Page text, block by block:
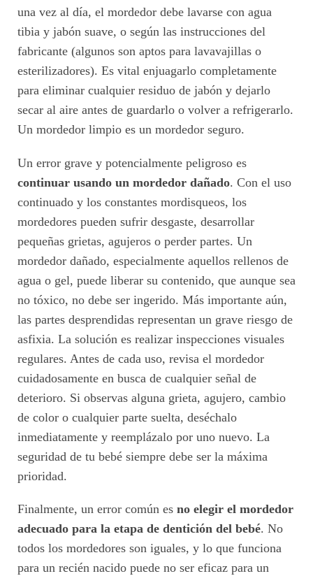
una vez al día, el mordedor debe lavarse con agua
tibia y jabón suave, o según las instrucciones del
fabricante (algunos son aptos para lavavajillas o
esterilizadores). Es vital enjuagarlo completamente
para eliminar cualquier residuo de jabón y dejarlo
secar al aire antes de guardarlo o volver a refrigerarlo.
Un mordedor limpio es un mordedor seguro.
Un error grave y potencialmente peligroso es
continuar usando un mordedor dañado. Con el uso
continuado y los constantes mordisqueos, los
mordedores pueden sufrir desgaste, desarrollar
pequeñas grietas, agujeros o perder partes. Un
mordedor dañado, especialmente aquellos rellenos de
agua o gel, puede liberar su contenido, que aunque sea
no tóxico, no debe ser ingerido. Más importante aún,
las partes desprendidas representan un grave riesgo de
asfixia. La solución es realizar inspecciones visuales
regulares. Antes de cada uso, revisa el mordedor
cuidadosamente en busca de cualquier señal de
deterioro. Si observas alguna grieta, agujero, cambio
de color o cualquier parte suelta, deséchalo
inmediatamente y reemplázalo por uno nuevo. La
seguridad de tu bebé siempre debe ser la máxima
prioridad.
Finalmente, un error común es no elegir el mordedor
adecuado para la etapa de dentición del bebé. No
todos los mordedores son iguales, y lo que funciona
para un recién nacido puede no ser eficaz para un